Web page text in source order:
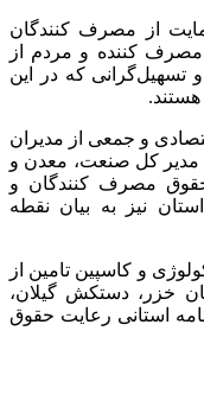
از مصرف کنندگان
مصرف کننده و مردم از
تسهیل‌گرانی که در این
و جمعی از مدیران
مدیر کل صنعت، معدن و
مصرف کنندگان و
استان نیز به بیان نقطه
و کاسپین تامین از
خزر، دستکش گیلان،
استانی رعایت حقوق